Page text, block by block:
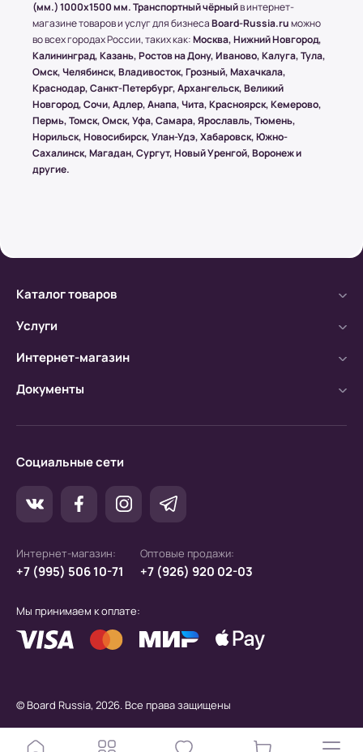
упаковки.
Условия оплаты в интернет-
супермаркете Board-Russia.ru
Наличный расчет
Клиент может оплатить заказ после получения
товара от курьера. По запросу клиента
а) Оплата производится с помощью мобильного
(мм.) 1000x1500 мм. Транспортный чёрныйв интернет-
магазине товаров и услуг для бизнесаBoard-Russia.ruможно
во всех городах России, таких как:Москва, Нижний Новгород,
Калининград, Казань, Ростов на Дону, Иваново, Калуга, Тула,
Омск, Челябинск, Владивосток, Грозный, Махачкала,
Краснодар, Санкт-Петербург, Архангельск, Великий
Новгород, Сочи, Адлер, Анапа, Чита, Красноярск, Кемерово,
Пермь, Томск, Омск, Уфа, Самара, Ярославль, Тюмень,
Норильск, Новосибирск, Улан-Удэ, Хабаровск, Южно-
Сахалинск, Магадан, Сургут, Новый Уренгой, Воронеж и
другие.
Каталог товаров
Услуги
Интернет-магазин
Документы
Социальные сети
Интернет-магазин:
+7 (995) 506 10-71
Оптовые продажи:
+7 (926) 920 02-03
Мы принимаем к оплате:
© Board Russia, 2026. Все права защищены